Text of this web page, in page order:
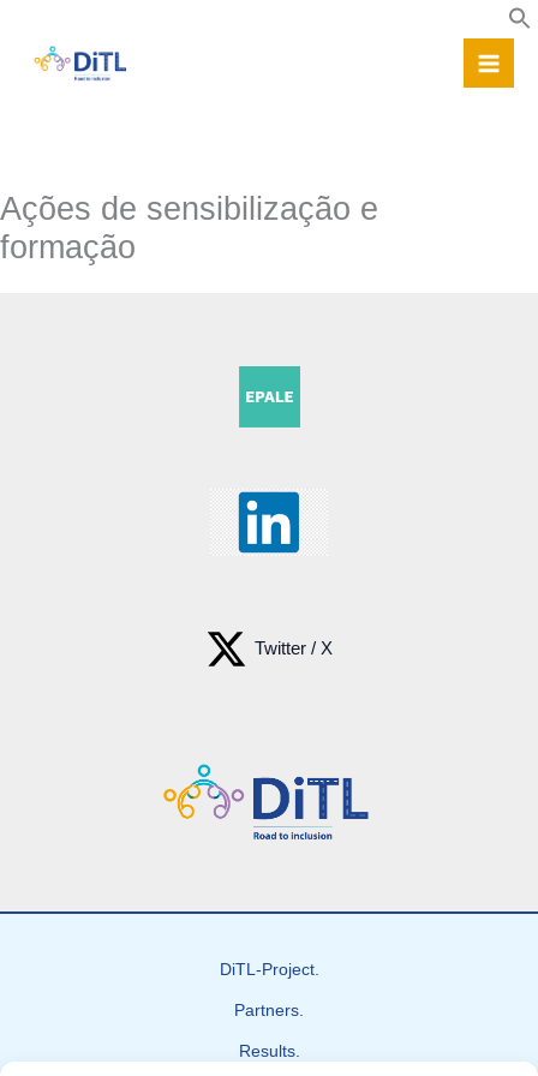
content
Ações de sensibilização e
formação
Twitter / X
DiTL-Project.
Partners.
Results.